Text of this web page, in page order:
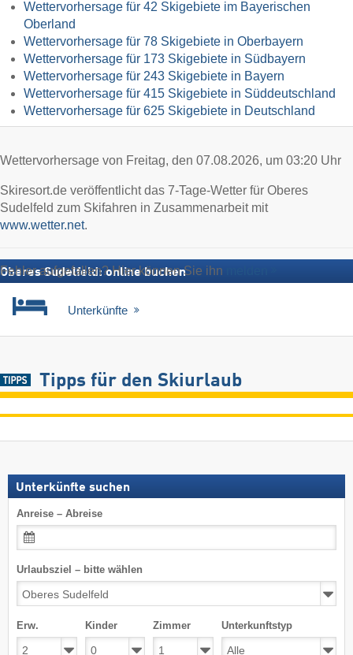
Wettervorhersage für 42 Skigebiete im Bayerischen
Oberland
Wettervorhersage für 78 Skigebiete in Oberbayern
Wettervorhersage für 173 Skigebiete in Südbayern
Wettervorhersage für 243 Skigebiete in Bayern
Wettervorhersage für 415 Skigebiete in Süddeutschland
Wettervorhersage für 625 Skigebiete in Deutschland
Wettervorhersage von Freitag, den 07.08.2026, um 03:20 Uhr
Skiresort.de veröffentlicht das 7-Tage-Wetter für Oberes
Sudelfeld zum Skifahren in Zusammenarbeit mit
www.wetter.net.
Fehler aufgefallen? Hier können Sie ihn
Oberes Sudelfeld: online buchen
Unterkünfte
Tipps für den Skiurlaub
Unterkünfte suchen
Anreise – Abreise
Urlaubsziel – bitte wählen
Erw. Kinder Zimmer Unterkunftstyp